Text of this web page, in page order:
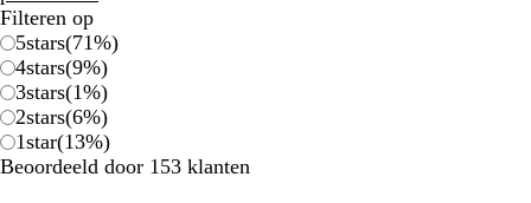
Filteren op
5stars(71%)
4stars(9%)
3stars(1%)
2stars(6%)
1star(13%)
Beoordeeld door 153 klanten